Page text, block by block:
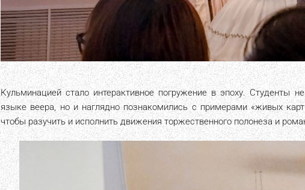
Кульминацией стало интерактивное погружение в эпоху. Студенты
языке веера, но и наглядно познакомились с примерами «живых
чтобы разучить и исполнить движения торжественного полонеза и